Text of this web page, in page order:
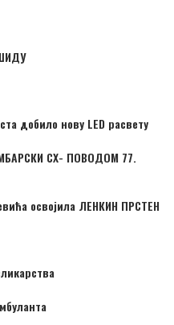
добило нову LED расвету
CX- ПОВОДОМ 77.
освојила ЛЕНКИН ПРСТЕН